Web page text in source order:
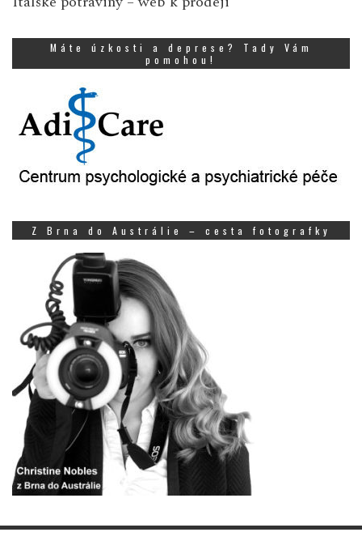
Máte úzkosti a deprese? Tady Vám
pomohou!
Z Brna do Austrálie – cesta fotografky